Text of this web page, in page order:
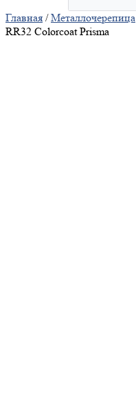
Главная /Металлочерепица
RR32 Colorcoat Prisma